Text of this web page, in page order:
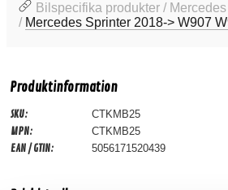
Bilspecifika produkter /
/ Mercedes Sprinter 2018-> W907
Produktinformation
SKU: CTKMB25
MPN: CTKMB25
EAN / GTIN: 5056171520439